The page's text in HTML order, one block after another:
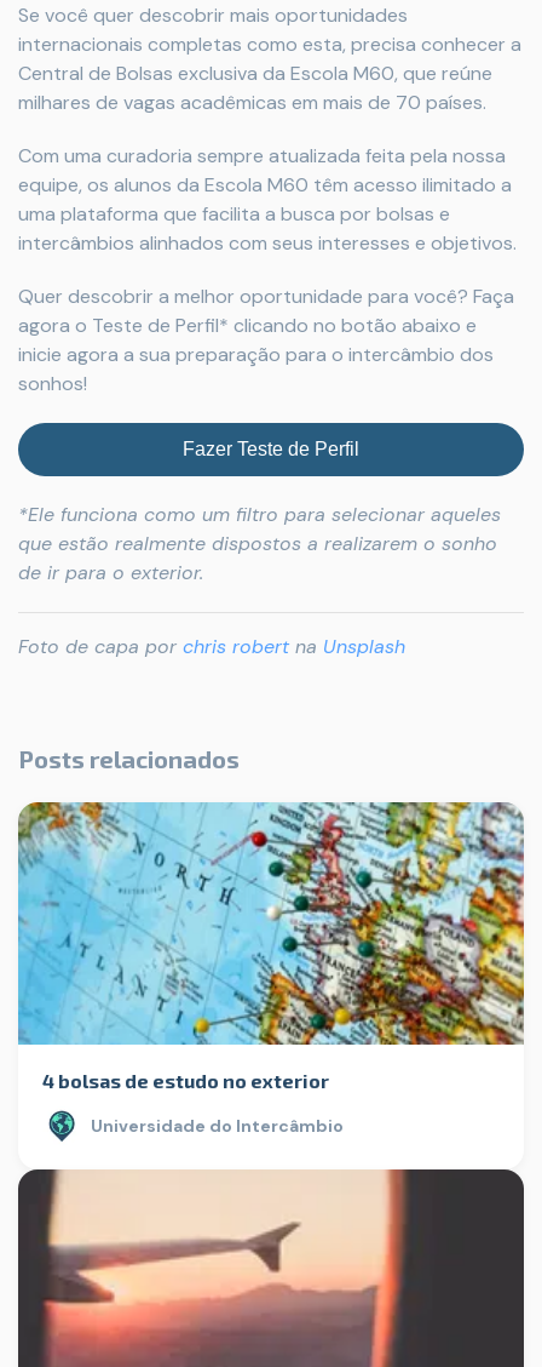
Se você quer descobrir mais oportunidades
internacionais completas como esta, precisa conhecer a
Central de Bolsas exclusiva da Escola M60, que reúne
milhares de vagas acadêmicas em mais de 70 países.
Com uma curadoria sempre atualizada feita pela nossa
equipe, os alunos da Escola M60 têm acesso ilimitado a
uma plataforma que facilita a busca por bolsas e
intercâmbios alinhados com seus interesses e objetivos.
Quer descobrir a melhor oportunidade para você? Faça
agora o Teste de Perfil* clicando no botão abaixo e
inicie agora a sua preparação para o intercâmbio dos
sonhos!
Fazer Teste de Perfil
*Ele funciona como um filtro para selecionar aqueles
que estão realmente dispostos a realizarem o sonho
de ir para o exterior.
Foto de capa por chris robertna Unsplash
Posts relacionados
4 bolsas de estudo no exterior
Universidade do Intercâmbio